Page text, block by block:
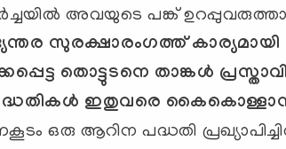
അവയുടെ പങ്ക്
സുരക്ഷാരംഗത്ത് കാര്യമായി
തൊട്ടുടനെ താങ്കള്‍
ഇതുവരെ
ഒരു ആറിന പദ്ധതി